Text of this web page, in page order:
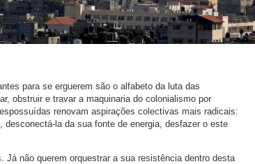
para se erguerem são o alfabeto da luta das
obstruir e travar a maquinaria do colonialismo por
renovam aspirações colectivas mais radicais:
desconectá-la da sua fonte de energia, desfazer o este
Já não querem orquestrar a sua resistência dentro desta